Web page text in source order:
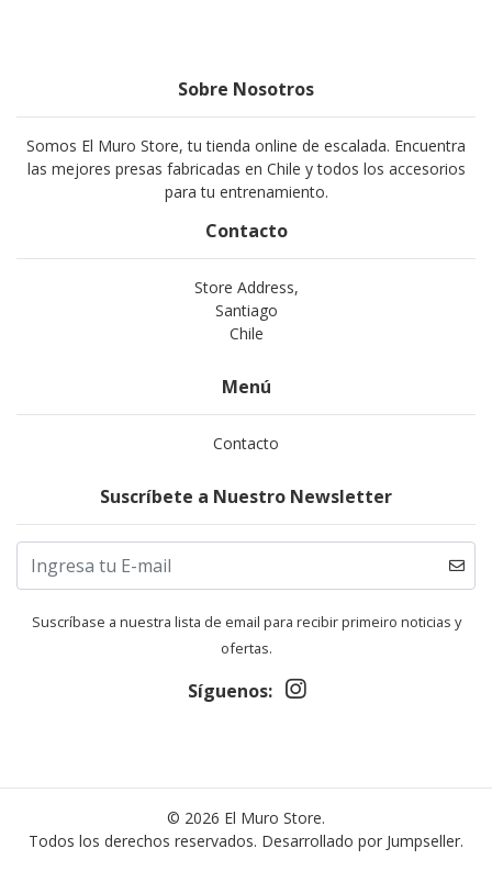
Sobre Nosotros
Somos El Muro Store, tu tienda online de escalada. Encuentra
las mejores presas fabricadas en Chile y todos los accesorios
para tu entrenamiento.
Contacto
Store Address,
Santiago
Chile
Menú
Contacto
Suscríbete a Nuestro Newsletter
Suscríbase a nuestra lista de email para recibir primeiro noticias y
ofertas.
Síguenos:
© 2026 El Muro Store.
Todos los derechos reservados. Desarrollado por Jumpseller.